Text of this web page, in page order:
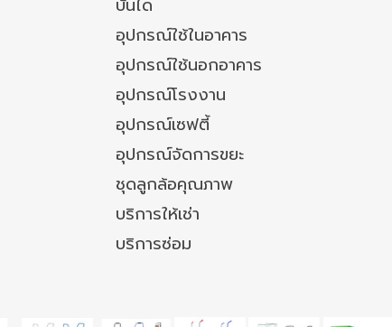
บันได
อุปกรณ์ใช้ในอาคาร
อุปกรณ์ใช้นอกอาคาร
อุปกรณ์โรงงาน
อุปกรณ์เซฟตี้
อุปกรณ์จัดการขยะ
ชุดลูกล้อคุณภาพ
บริการให้เช่า
บริการซ่อม